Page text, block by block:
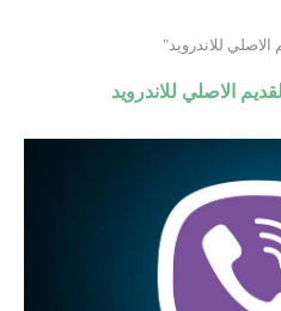
الاصلي للاندرويد